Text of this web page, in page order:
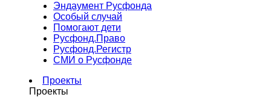
Эндаумент Русфонда
Особый случай
Помогают дети
Русфонд.Право
Русфонд.Регистр
СМИ о Русфонде
Проекты
Проекты